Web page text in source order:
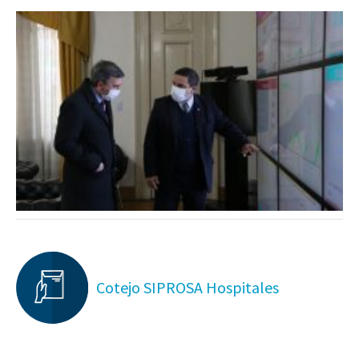
Cotejo SIPROSA Hospitales